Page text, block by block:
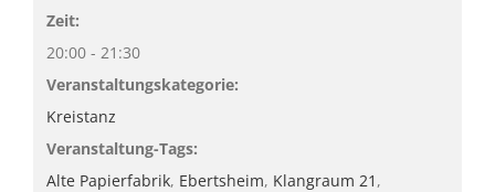
Zeit:
20:00 - 21:30
Veranstaltungskategorie:
Kreistanz
Veranstaltung-Tags:
Alte Papierfabrik, Ebertsheim, Klangraum 21 ,